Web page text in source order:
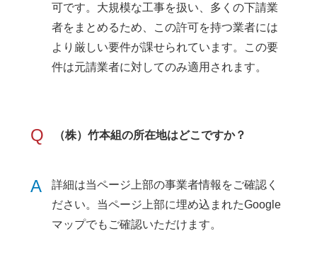
可です。大規模な工事を扱い、多くの下請業
者をまとめるため、この許可を持つ業者には
より厳しい要件が課せられています。この要
件は元請業者に対してのみ適用されます。
Q （株）竹本組の所在地はどこですか？
A
詳細は当ページ上部の事業者情報をご確認く
ださい。当ページ上部に埋め込まれたGoogle
マップでもご確認いただけます。